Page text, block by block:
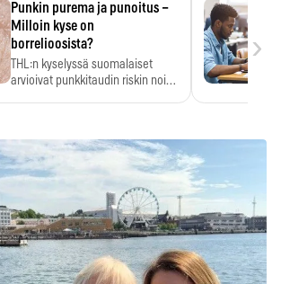
Punkin purema ja punoitus –
Milloin kyse on
borrelioosista?
THL:n kyselyssä suomalaiset
arvioivat punkkitaudin riskin noin
›